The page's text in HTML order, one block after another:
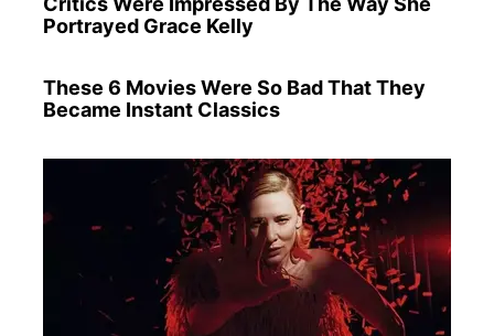
Portrayed Grace Kelly
These 6 Movies Were So Bad That They
Became Instant Classics